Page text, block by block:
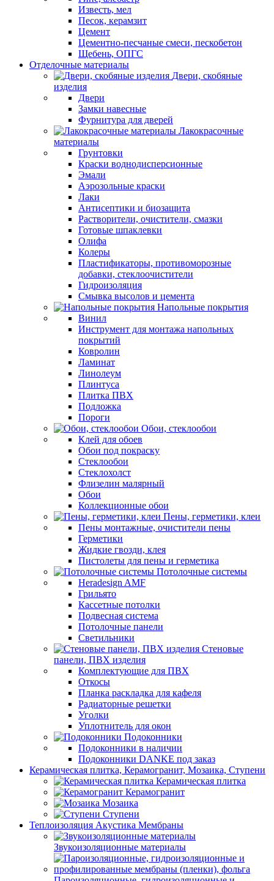
Известь, мел
Песок, керамзит
Цемент
Цементно-песчаные смеси, пескобетон
Щебень, ОПГС
Отделочные материалы
Двери, скобяные
изделия
Двери
Замки навесные
Фурнитура для дверей
Лакокрасочные
материалы
Грунтовки
Краски воднодисперсионные
Эмали
Аэрозольные краски
Лаки
Антисептики и биозащита
Растворители, очистители, смазки
Готовые шпаклевки
Олифа
Колеры
Пластификаторы, противоморозные
добавки, стеклоочистители
Гидроизоляция
Смывка высолов и цемента
Напольные покрытия
Винил
Инструмент для монтажа напольных
покрытий
Ковролин
Ламинат
Линолеум
Плинтуса
Плитка ПВХ
Подложка
Пороги
Обои, стеклообои
Клей для обоев
Обои под покраску
Стеклообои
Стеклохолст
Флизелин малярный
Обои
Коллекционные обои
Пены, герметики, клеи
Пены монтажные, очистители пены
Герметики
Жидкие гвозди, клея
Пистолеты для пены и герметика
Потолочные системы
Heradesign AMF
Грильято
Кассетные потолки
Подвесная система
Потолочные панели
Светильники
Стеновые
панели, ПВХ изделия
Комплектующие для ПВХ
Откосы
Планка раскладка для кафеля
Радиаторные решетки
Уголки
Уплотнитель для окон
Подоконники
Подоконники в наличии
Подоконники DANKE под заказ
Керамическая плитка, Керамогранит, Мозаика, Ступени
Керамическая плитка
Керамогранит
Мозаика
Ступени
Теплоизоляция Акустика Мембраны
Звукоизоляционные материалы